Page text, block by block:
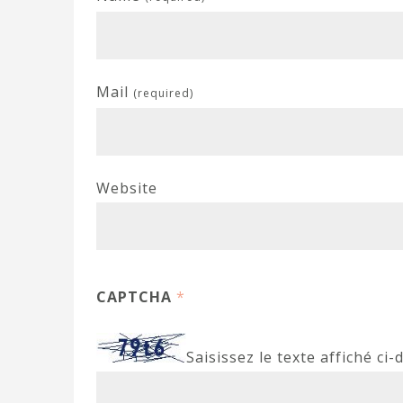
Mail (required)
Website
CAPTCHA *
Saisissez le texte affiché ci-